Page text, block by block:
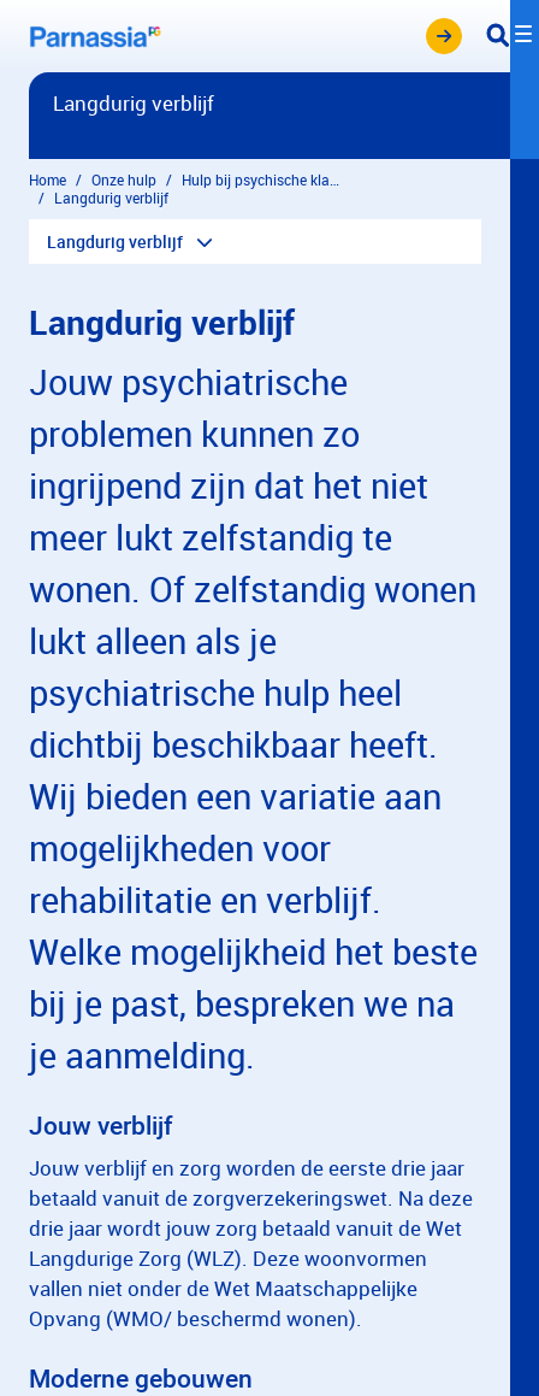
Overslaan en naar hoofdinhoud gaan
Langdurig verblijf
Home Onze hulp
Langdurig verblijf
Langdurig verblijf
Langdurig verblijf
Jouw psychiatrische
problemen kunnen zo
ingrijpend zijn dat het niet
meer lukt zelfstandig te
wonen. Of zelfstandig wonen
lukt alleen als je
psychiatrische hulp heel
dichtbij beschikbaar heeft.
Wij bieden een variatie aan
mogelijkheden voor
rehabilitatie en verblijf.
Welke mogelijkheid het beste
bij je past, bespreken we na
je aanmelding.
Jouw verblijf
Jouw verblijf en zorg worden de eerste drie jaar
betaald vanuit de zorgverzekeringswet. Na deze
drie jaar wordt jouw zorg betaald vanuit de Wet
Langdurige Zorg (WLZ). Deze woonvormen
vallen niet onder de Wet Maatschappelijke
Opvang (WMO/ beschermd wonen).
Moderne gebouwen